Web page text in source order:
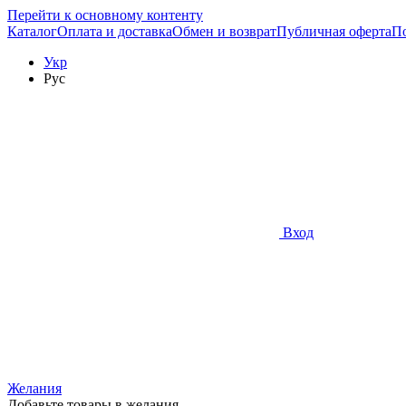
Перейти к основному контенту
КаталогОплата и доставкаОбмен и возвратПубличная оферта
Укр
Рус
Вход
Желания